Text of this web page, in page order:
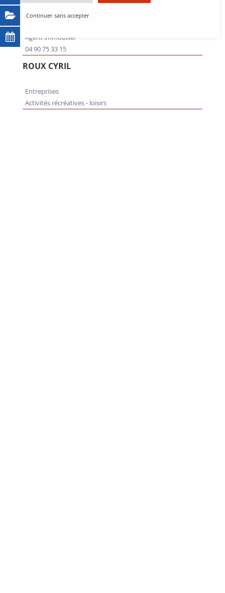
Agent immobilier
04 90 75 33 15
ROUX CYRIL
Entreprises
Activités récréatives - loisirs
Continuer sans accepter